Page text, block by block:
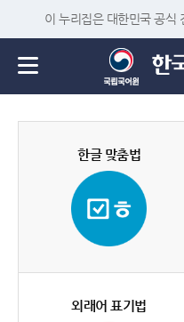
이 누리집은 대한민국 공식
한글 맞춤법
외래어 표기법